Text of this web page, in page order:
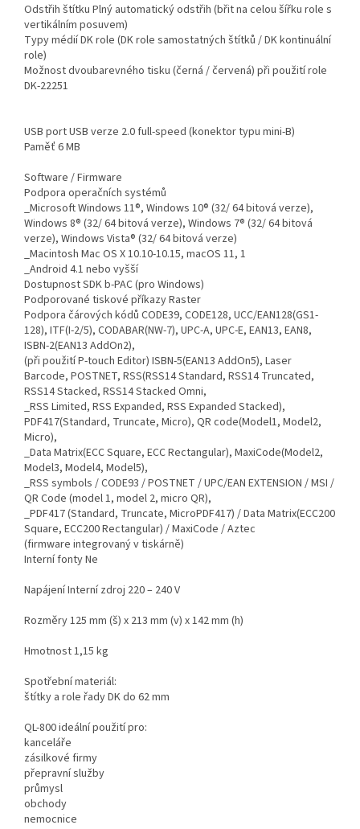
Odstřih štítku Plný automatický odstřih (břit na celou šířku role s
vertikálním posuvem)
Typy médií DK role (DK role samostatných štítků / DK kontinuální
role)
Možnost dvoubarevného tisku (černá / červená) při použití role
DK-22251
USB port USB verze 2.0 full-speed (konektor typu mini-B)
Paměť 6 MB
Software / Firmware
Podpora operačních systémů
_Microsoft Windows 11®, Windows 10® (32/ 64 bitová verze),
Windows 8® (32/ 64 bitová verze), Windows 7® (32/ 64 bitová
verze), Windows Vista® (32/ 64 bitová verze)
_Macintosh Mac OS X 10.10-10.15, macOS 11, 1
_Android 4.1 nebo vyšší
Dostupnost SDK b-PAC (pro Windows)
Podporované tiskové příkazy Raster
Podpora čárových kódů CODE39, CODE128, UCC/EAN128(GS1-
128), ITF(I-2/5), CODABAR(NW-7), UPC-A, UPC-E, EAN13, EAN8,
ISBN-2(EAN13 AddOn2),
(při použití P-touch Editor) ISBN-5(EAN13 AddOn5), Laser
Barcode, POSTNET, RSS(RSS14 Standard, RSS14 Truncated,
RSS14 Stacked, RSS14 Stacked Omni,
_RSS Limited, RSS Expanded, RSS Expanded Stacked),
PDF417(Standard, Truncate, Micro), QR code(Model1, Model2,
Micro),
_Data Matrix(ECC Square, ECC Rectangular), MaxiCode(Model2,
Model3, Model4, Model5),
_RSS symbols / CODE93 / POSTNET / UPC/EAN EXTENSION / MSI /
QR Code (model 1, model 2, micro QR),
_PDF417 (Standard, Truncate, MicroPDF417) / Data Matrix(ECC200
Square, ECC200 Rectangular) / MaxiCode / Aztec
(firmware integrovaný v tiskárně)
Interní fonty Ne
Napájení Interní zdroj 220 – 240 V
Rozměry 125 mm (š) x 213 mm (v) x 142 mm (h)
Hmotnost 1,15 kg
Spotřební materiál:
štítky a role řady DK do 62 mm
QL-800 ideální použití pro:
kanceláře
zásilkové firmy
přepravní služby
průmysl
obchody
nemocnice